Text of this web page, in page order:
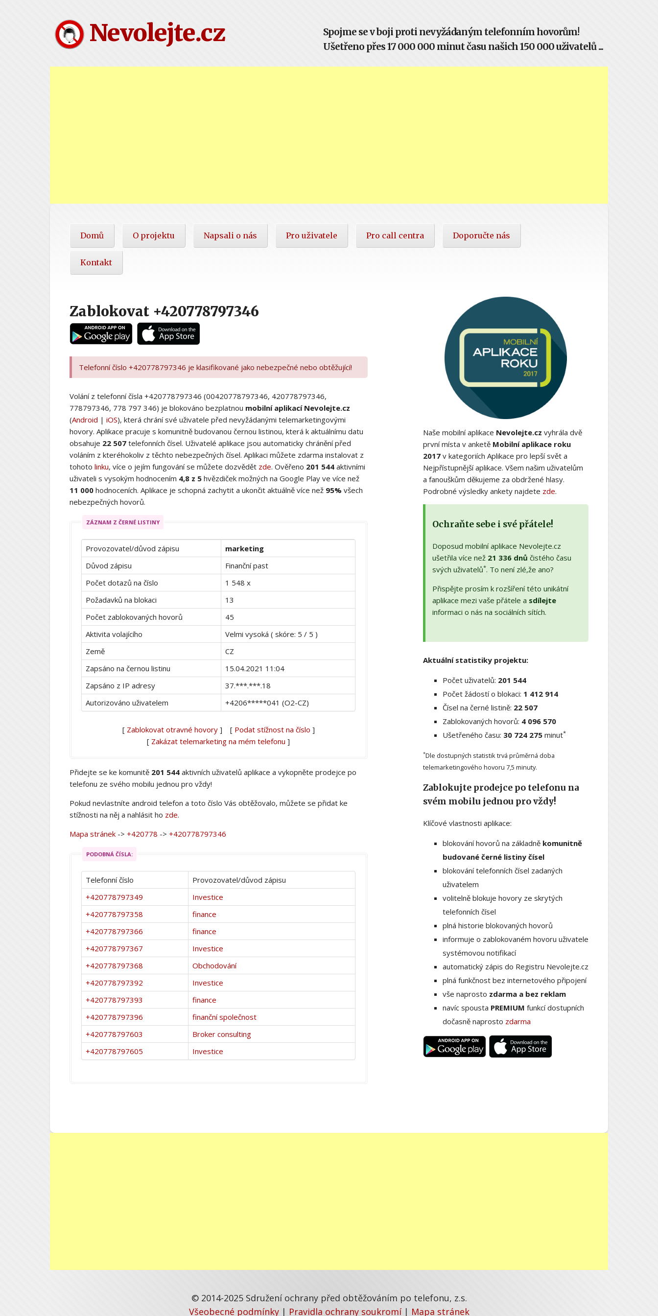
Nevolejte.cz
Spojme se v boji proti nevyžádaným telefonním hovorům!
Ušetřeno přes 17 000 000 minut času našich 150 000 uživatelů ...
Domů O projektu Napsali o nás Pro uživatele Pro call centra Doporučte nás
Kontakt
Zablokovat +420778797346
Telefonní číslo +420778797346 je klasifikované jako nebezpečné nebo obtěžující!
Volání z telefonní čísla +420778797346 (00420778797346, 420778797346,
778797346, 778 797 346) je blokováno bezplatnou mobilní aplikací Nevolejte.cz
(Android | iOS), která chrání své uživatele před nevyžádanými telemarketingovými
hovory. Aplikace pracuje s komunitně budovanou černou listinou, která k aktuálnímu datu
obsahuje 22 507 telefonních čísel. Uživatelé aplikace jsou automaticky chránění před
voláním z kteréhokoliv z těchto nebezpečných čísel. Aplikaci můžete zdarma instalovat z
tohoto linku, více o jejím fungování se můžete dozvědět zde. Ověřeno 201 544 aktivními
uživateli s vysokým hodnocením 4,8 z 5 hvězdiček možných na Google Play ve více než
11 000 hodnoceních. Aplikace je schopná zachytit a ukončit aktuálně více než 95% všech
nebezpečných hovorů.
ZÁZNAM Z ČERNÉ LISTINY
Provozovatel/důvod zápisu
marketing
Důvod zápisu
Finanční past
Počet dotazů na číslo
1 548 x
Požadavků na blokaci
13
Počet zablokovaných hovorů
45
Aktivita volajícího
Velmi vysoká ( skóre: 5 / 5 )
Země
CZ
Zapsáno na černou listinu
15.04.2021 11:04
Zapsáno z IP adresy
37.***.***.18
Autorizováno uživatelem
+4206*****041 (O2-CZ)
[ Zablokovat otravné hovory] [ Podat stížnost na číslo ]
[ Zakázat telemarketing na mém telefonu ]
Přidejte se ke komunitě 201 544 aktivních uživatelů aplikace a vykopněte prodejce po
telefonu ze svého mobilu jednou pro vždy!
Pokud nevlastníte android telefon a toto číslo Vás obtěžovalo, můžete se přidat ke
stížnosti na něj a nahlásit ho zde.
Mapa stránek -> +420778 -> +420778797346
PODOBNÁ ČÍSLA:
Telefonní číslo
Provozovatel/důvod zápisu
+420778797349
Investice
+420778797358
finance
+420778797366
finance
+420778797367
Investice
+420778797368
Obchodování
+420778797392
Investice
+420778797393
finance
+420778797396
finanční společnost
+420778797603
Broker consulting
+420778797605
Investice
Naše mobilní aplikace Nevolejte.cz vyhrála dvě
první místa v anketě Mobilní aplikace roku
2017v kategoriích Aplikace pro lepší svět a
Nejpřístupnější aplikace. Všem našim uživatelům
a fanouškům děkujeme za obdržené hlasy.
Podrobné výsledky ankety najdete zde.
Ochraňte sebe i své přátele!
Doposud mobilní aplikace Nevolejte.cz
ušetřila více než 21 336 dnů čistého času
svých uživatelů*. To není zlé,že ano?
Přispějte prosím k rozšíření této unikátní
aplikace mezi vaše přátele a sdílejte
informaci o nás na sociálních sítích.
Aktuální statistiky projektu:
Počet uživatelů: 201 544
Počet žádostí o blokaci: 1 412 914
Čísel na černé listině: 22 507
Zablokovaných hovorů: 4 096 570
Ušetřeného času: 30 724 275minut*
*Dle dostupných statistik trvá průměrná doba
telemarketingového hovoru 7,5 minuty.
Zablokujte prodejce po telefonu na
svém mobilu jednou pro vždy!
Klíčové vlastnosti aplikace:
blokování hovorů na základně komunitně
budované černé listiny čísel
blokování telefonních čísel zadaných
uživatelem
volitelně blokuje hovory ze skrytých
telefonních čísel
plná historie blokovaných hovorů
informuje o zablokovaném hovoru uživatele
systémovou notifikací
automatický zápis do Registru Nevolejte.cz
plná funkčnost bez internetového připojení
vše naprosto zdarma a bez reklam
navíc spousta PREMIUM funkcí dostupních
dočasně naprosto zdarma
© 2014-2025 Sdružení ochrany před obtěžováním po telefonu, z.s.
Všeobecné podmínky | Pravidla ochrany soukromí | Mapa stránek